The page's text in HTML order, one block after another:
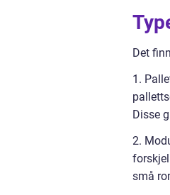
Det
1.
Disse
2.
små